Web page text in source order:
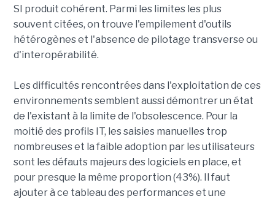
SI produit cohérent. Parmi les limites les plus
souvent citées, on trouve l'empilement d'outils
hétérogènes et l'absence de pilotage transverse ou
d'interopérabilité.
Les difficultés rencontrées dans l'exploitation de ces
environnements semblent aussi démontrer un état
de l'existant à la limite de l'obsolescence. Pour la
moitié des profils IT, les saisies manuelles trop
nombreuses et la faible adoption par les utilisateurs
sont les défauts majeurs des logiciels en place, et
pour presque la même proportion (43%). Il faut
ajouter à ce tableau des performances et une